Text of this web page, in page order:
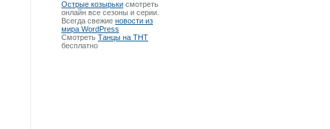
Острые козырьки смотреть
онлайн все сезоны и серии.
Всегда свежие новости из
мира WordPress
Смотреть Танцы на ТНТ
бесплатно